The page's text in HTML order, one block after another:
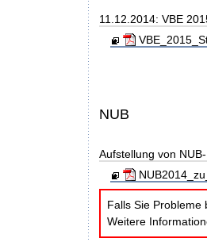
11.12.2014: VBE
NUB
Aufstellung von
Falls Sie Probleme
Weitere